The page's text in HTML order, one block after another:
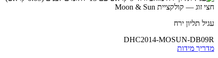
עגיל תליון ירח
DHC2014-MOSUN-DB09R
מדריך מידות